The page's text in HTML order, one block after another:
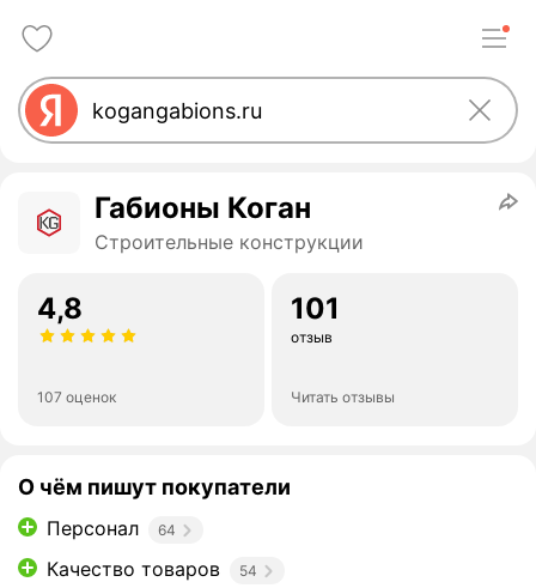
Габионы Коган
Строительные конструкции
4,8
107 оценок
101
отзыв
Читать отзывы
О чём пишут покупатели
Персонал 64
Качество товаров 54